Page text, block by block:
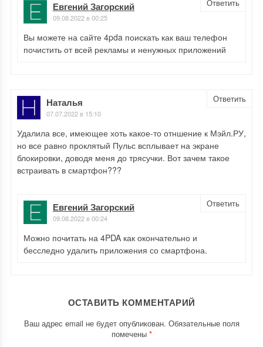
Евгений Загорский
09.08.2022 в 00:25
Вы можете на сайте 4pda поискать как ваш телефон
почистить от всей рекламы и ненужных приложений
Ответить
Наталья
07.07.2022 в 15:10
Удалила все, имеющее хоть какое-то отншение к Мэйл.РУ,
но все равно проклятый Пульс всплывает на экране
блокировки, доводя меня до трясучки. Вот зачем такое
встраивать в смартфон???
Ответить
Евгений Загорский
09.08.2022 в 00:24
Можно почитать на 4PDA как окончательно и
бесследно удалить приложения со смартфона.
Ответить
ОСТАВИТЬ КОММЕНТАРИЙ
Ваш адрес email не будет опубликован. Обязательные поля
помечены *